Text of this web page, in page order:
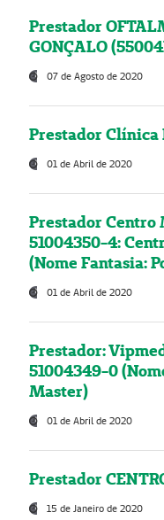
Prestador
GONÇALO
07 de Agosto de 2020
Prestador Clínica
01 de Abril de 2020
Prestador Centro
51004350-4:
(Nome Fantasia:
01 de Abril de 2020
Prestador:
51004349-0
Master)
01 de Abril de 2020
Prestador
15 de Janeiro de 2020